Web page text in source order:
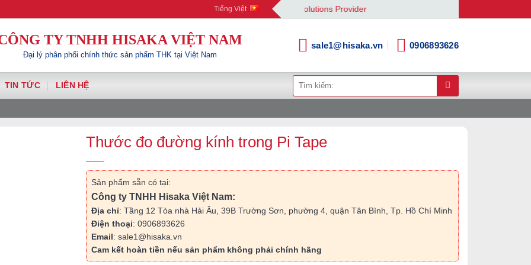
Tiếng Việt
Hisaka | Your Automation Solutions Provider
TY TNHH HISAKA VIỆT NAM
Đại lý phân phối chính thức sản phẩm THK tại Việt Nam
sale1@hisaka.vn 0906893626
TIN TỨC LIÊN HỆ
Tìm
kiếm:
Thước đo đường kính trong Pi Tape
Sản phẩm sẵn có tại:
Công ty TNHH Hisaka Việt Nam:
Địa chỉ: Tầng 12 Tòa nhà Hải Âu, 39B Trường Sơn, phường 4, quận Tân Bình, Tp. Hồ Chí Minh
Điện thoại: 0906893626
Email: sale1@hisaka.vn
Cam kết hoàn tiền nếu sản phẩm không phải chính hãng